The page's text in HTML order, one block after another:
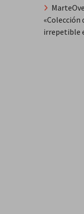
«Colección
irrepetible